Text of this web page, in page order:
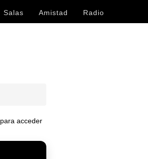
Salas Amistad Radio
para acceder